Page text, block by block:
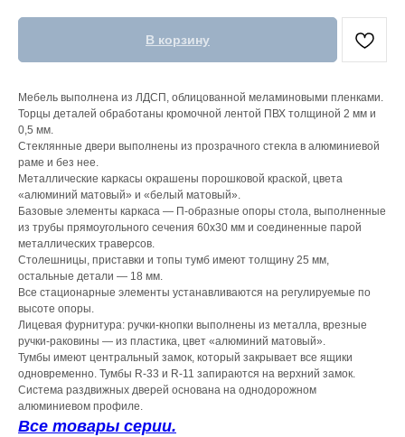
В корзину
Мебель выполнена из ЛДСП, облицованной меламиновыми пленками.
Торцы деталей обработаны кромочной лентой ПВХ толщиной 2 мм и
0,5 мм.
Стеклянные двери выполнены из прозрачного стекла в алюминиевой
раме и без нее.
Металлические каркасы окрашены порошковой краской, цвета
«алюминий матовый» и «белый матовый».
Базовые элементы каркаса — П-образные опоры стола, выполненные
из трубы прямоугольного сечения 60х30 мм и соединенные парой
металлических траверсов.
Столешницы, приставки и топы тумб имеют толщину 25 мм,
остальные детали — 18 мм.
Все стационарные элементы устанавливаются на регулируемые по
высоте опоры.
Лицевая фурнитура: ручки-кнопки выполнены из металла, врезные
ручки-раковины — из пластика, цвет «алюминий матовый».
Тумбы имеют центральный замок, который закрывает все ящики
одновременно. Тумбы R-33 и R-11 запираются на верхний замок.
Система раздвижных дверей основана на однодорожном
алюминиевом профиле.
Все товары серии.